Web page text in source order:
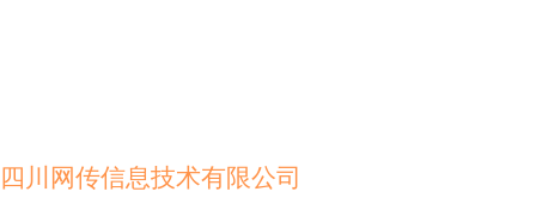
四川网传信息技术有限公司